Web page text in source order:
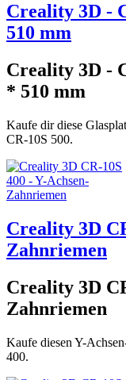
Creality 3D -
510 mm
Creality 3D -
* 510 mm
Kaufe dir diese
CR-10S 500.
Creality 3D
Zahnriemen
Creality 3D
Zahnriemen
Kaufe diesen Y-
400.